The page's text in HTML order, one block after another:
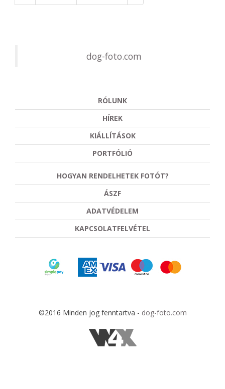
dog-foto.com
RÓLUNK
HÍREK
KIÁLLÍTÁSOK
PORTFÓLIÓ
HOGYAN RENDELHETEK FOTÓT?
ÁSZF
ADATVÉDELEM
KAPCSOLATFELVÉTEL
©2016 Minden jog fenntartva - dog-foto.com